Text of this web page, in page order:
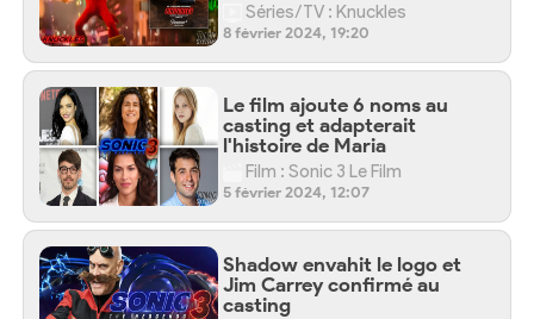
Séries/TV : Knuckles
8 février 2024, 19:20
Le film ajoute 6 noms au
casting et adapterait
l'histoire de Maria
Film : Sonic 3 Le Film
5 février 2024, 12:07
Shadow envahit le logo et
Jim Carrey confirmé au
casting